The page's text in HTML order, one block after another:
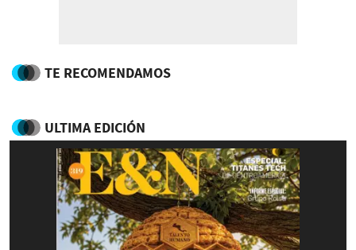
TE RECOMENDAMOS
ULTIMA EDICIÓN